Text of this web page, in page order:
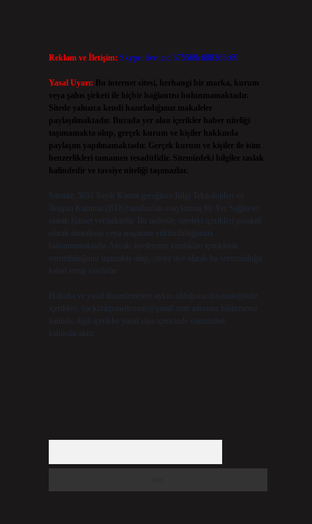
Reklam ve İletişim: Skype: live:.cid.575569c608265c69
Yasal Uyarı:
Bu internet sitesi, herhangi bir marka, kurum
veya şahıs şirketi ile hiçbir bağlantısı bulunmamaktadır.
Sitede yalnızca kendi hazırladığımız makaleler
paylaşılmaktadır. Burada yer alan içerikler haber niteliği
taşımamakta olup, gerçek kurum ve kişiler hakkında
paylaşım yapılmamaktadır. Gerçek kurum ve kişiler ile isim
benzerlikleri tamamen tesadüfidir. Sitemizdeki bilgiler taslak
halindedir ve tavsiye niteliği taşımazlar.
Sitemiz, 5651 Sayılı Kanun gereğince Bilgi Teknolojileri ve
İletişim Kurumu (BTK) tarafından onaylanmış bir Yer Sağlayıcı
olarak hizmet vermektedir. Bu nedenle, sitedeki içerikleri proaktif
olarak denetleme veya araştırma yükümlülüğümüz
bulunmamaktadır. Ancak, üyelerimiz yazdıkları içeriklerin
sorumluluğunu taşımakta olup, siteye üye olarak bu sorumluluğu
kabul etmiş sayılırlar.
Hukuka ve yasal düzenlemelere aykırı olduğunu düşündüğünüz
içerikleri,
backlinkpanelicomtr@gmail.com adresine bildirmeniz
halinde, ilgili içerikler yasal süre içerisinde sitemizden
kaldırılacaktır.